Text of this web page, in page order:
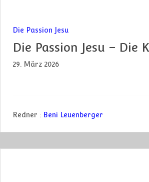
Die Passion Jesu
Die Passion Jesu – Die
29. März 2026
Redner : Beni Leuenberger